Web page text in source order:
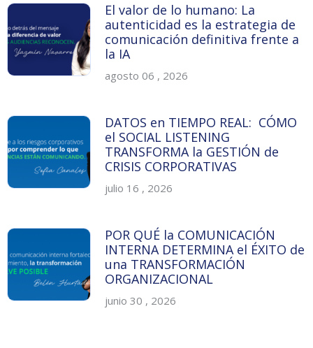
El valor de lo humano: La
autenticidad es la estrategia de
comunicación definitiva frente a
la IA
agosto 06 , 2026
DATOS en TIEMPO REAL: CÓMO
el SOCIAL LISTENING
TRANSFORMA la GESTIÓN de
CRISIS CORPORATIVAS
julio 16 , 2026
POR QUÉ la COMUNICACIÓN
INTERNA DETERMINA el ÉXITO de
una TRANSFORMACIÓN
ORGANIZACIONAL
junio 30 , 2026